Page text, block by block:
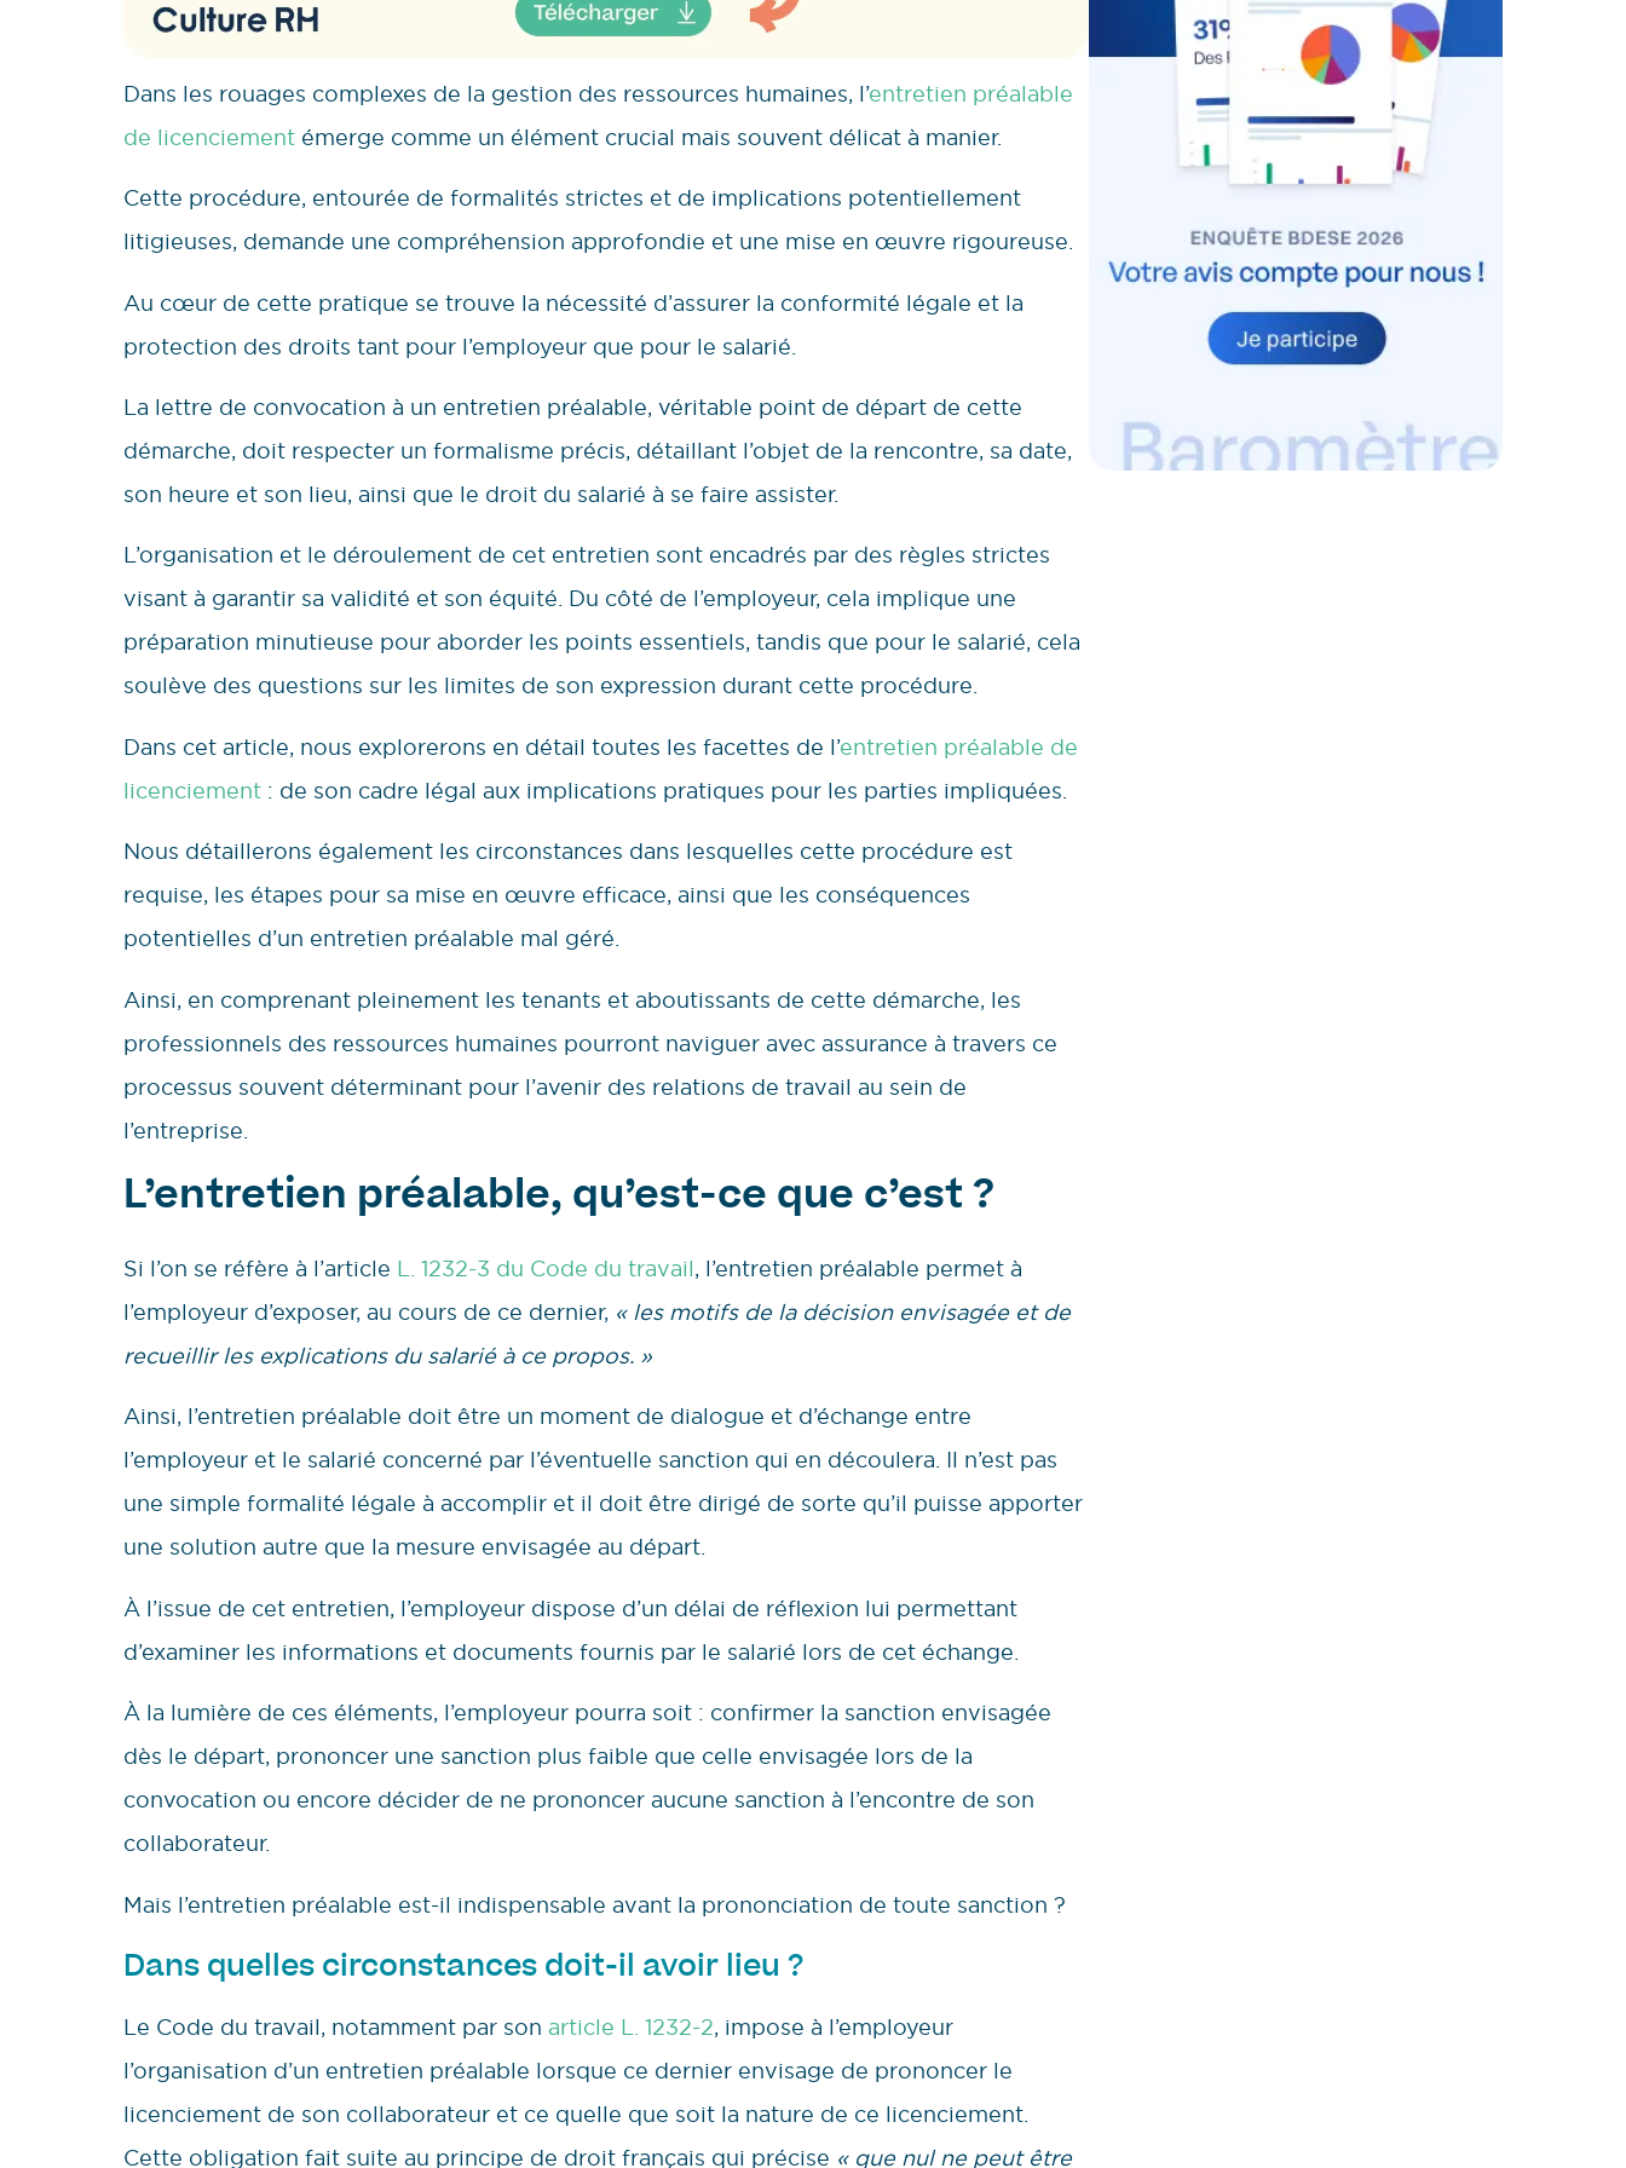
Dans les rouages complexes de la gestion des ressources humaines, l’entretien préalable
de licenciement émerge comme un élément crucial mais souvent délicat à manier.
Cette procédure, entourée de formalités strictes et de implications potentiellement
litigieuses, demande une compréhension approfondie et une mise en œuvre rigoureuse.
Au cœur de cette pratique se trouve la nécessité d’assurer la conformité légale et la
protection des droits tant pour l’employeur que pour le salarié.
La lettre de convocation à un entretien préalable, véritable point de départ de cette
démarche, doit respecter un formalisme précis, détaillant l’objet de la rencontre, sa date,
son heure et son lieu, ainsi que le droit du salarié à se faire assister.
L’organisation et le déroulement de cet entretien sont encadrés par des règles strictes
visant à garantir sa validité et son équité. Du côté de l’employeur, cela implique une
préparation minutieuse pour aborder les points essentiels, tandis que pour le salarié, cela
soulève des questions sur les limites de son expression durant cette procédure.
Dans cet article, nous explorerons en détail toutes les facettes de l’entretien préalable de
licenciement : de son cadre légal aux implications pratiques pour les parties impliquées.
Nous détaillerons également les circonstances dans lesquelles cette procédure est
requise, les étapes pour sa mise en œuvre efficace, ainsi que les conséquences
potentielles d’un entretien préalable mal géré.
Ainsi, en comprenant pleinement les tenants et aboutissants de cette démarche, les
professionnels des ressources humaines pourront naviguer avec assurance à travers ce
processus souvent déterminant pour l’avenir des relations de travail au sein de
l’entreprise.
L’entretien préalable, qu’est-ce que c’est ?
Si l’on se réfère à l’article L. 1232-3 du Code du travail, l’entretien préalable permet à
l’employeur d’exposer, au cours de ce dernier, « les motifs de la décision envisagée et de
recueillir les explications du salarié à ce propos. »
Ainsi, l’entretien préalable doit être un moment de dialogue et d’échange entre
l’employeur et le salarié concerné par l’éventuelle sanction qui en découlera. Il n’est pas
une simple formalité légale à accomplir et il doit être dirigé de sorte qu’il puisse apporter
une solution autre que la mesure envisagée au départ.
À l’issue de cet entretien, l’employeur dispose d’un délai de réflexion lui permettant
d’examiner les informations et documents fournis par le salarié lors de cet échange.
À la lumière de ces éléments, l’employeur pourra soit : confirmer la sanction envisagée
dès le départ, prononcer une sanction plus faible que celle envisagée lors de la
convocation ou encore décider de ne prononcer aucune sanction à l’encontre de son
collaborateur.
Mais l’entretien préalable est-il indispensable avant la prononciation de toute sanction ?
Dans quelles circonstances doit-il avoir lieu ?
Le Code du travail, notamment par son article L. 1232-2, impose à l’employeur
l’organisation d’un entretien préalable lorsque ce dernier envisage de prononcer le
licenciement de son collaborateur et ce quelle que soit la nature de ce licenciement.
Cette obligation fait suite au principe de droit français qui précise « que nul ne peut être